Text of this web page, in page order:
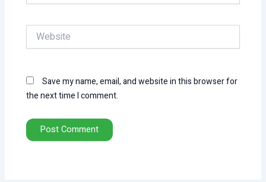
Website
Save my name, email, and website in this browser for
the next time I comment.